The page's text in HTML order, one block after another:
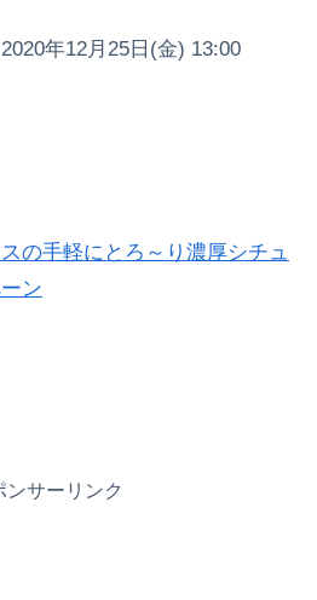
年12月25日(金) 13:00
の手軽にとろ～り濃厚シチュ
ン
ンサーリンク